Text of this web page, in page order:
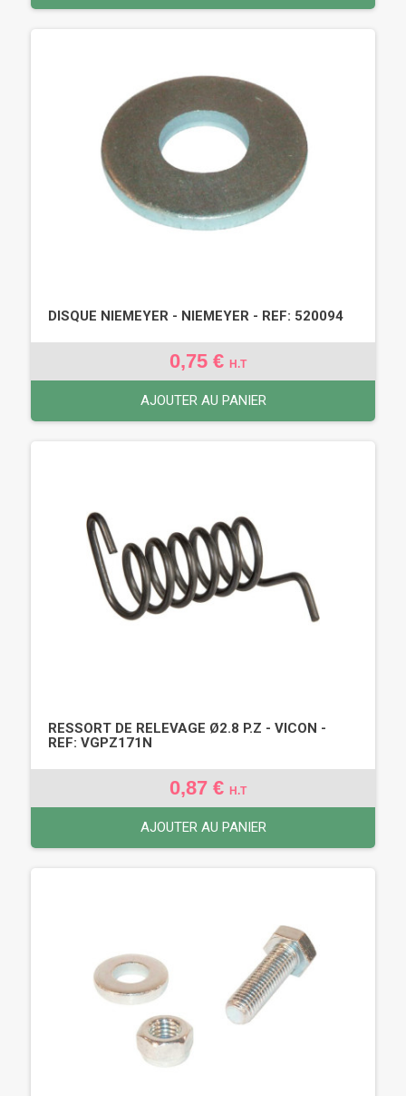
DISQUE NIEMEYER - NIEMEYER - REF: 520094
0,75 € H.T
AJOUTER AU PANIER
RESSORT DE RELEVAGE Ø2.8 P.Z - VICON -
REF: VGPZ171N
0,87 € H.T
AJOUTER AU PANIER